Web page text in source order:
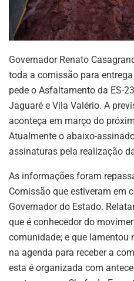
Governador Renato
toda a comissão para
pede o Asfaltamento da ES-
Jaguaré e Vila Valério. A
aconteça em março do
Atualmente o abaixo-
assinaturas pela realização
As informações foram
Comissão que estiveram em
Governador do Estado.
que é conhecedor do
comunidade; e que lamentou
na agenda para receber a
esta é organizada com